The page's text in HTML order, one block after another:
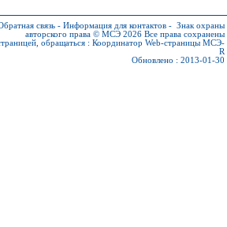
связь - Информация для контактов - Знак охраны
авторского права © МСЭ 2026 Все права сохранены
обращаться : Координатор Web-страницы МСЭ-
R
Обновлено : 2013-01-30